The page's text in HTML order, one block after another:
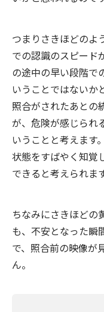
つまりさきほどのよ
での認識のスピード
の途中の早い段階で
いうことではないか
照合がされたあとの
が、危険が感じられ
いうことと考えます
状態をすばやく知覚
できると考えられます
ちなみにさきほどの
も、不安となった瞬
で、照合前の映像が
ん。